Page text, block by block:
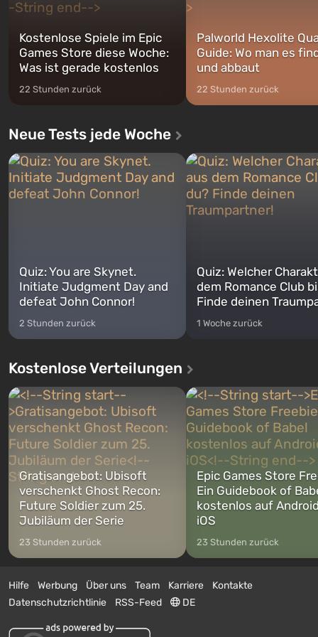
Kostenlose Spiele im Epic
Games Store diese Woche:
Was ist gerade kostenlos
22 Stunden zurück
Palworld Hexolite
Guide: Wo man es
und abbaut
22 Stunden zurück
Neue Tests jede Woche
Quiz: You are Skynet.
Initiate Judgment Day and
defeat John Connor!
2 Stunden zurück
Quiz: Welcher
dem Romance Club
Finde deinen
1 Woche zurück
Kostenlose Verteilungen
Gratisangebot: Ubisoft
verschenkt Ghost Recon:
Future Soldier zum 25.
Jubiläum der Serie
23 Stunden zurück
Epic Games Store
Ein Guidebook of
kostenlos auf
iOS
23 Stunden zurück
Hilfe Werbung Über uns Team Karriere
Kontakte
Datenschutzrichtlinie
RSS-Feed DE